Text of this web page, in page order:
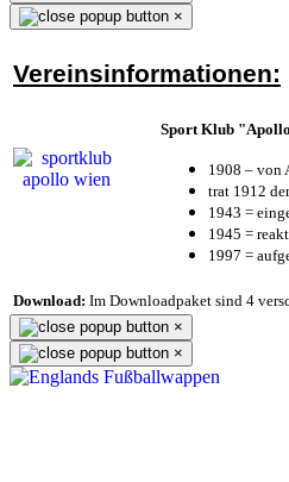
×
Vereinsinformationen:
Sport Klub
1908 – von
trat 1912
1943 =
1945 =
1997 =
Download: Im Downloadpaket sind 4
×
×